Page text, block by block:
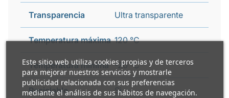
Este sitio web utiliza cookies propias y de terceros
para mejorar nuestros servicios y mostrarle
publicidad relacionada con sus preferencias
mediante el análisis de sus hábitos de navegación.
Transparencia Ultra transparente
Temperatura máxima 120 °C
Temperatura mínima -20 °C
Reciclable Si